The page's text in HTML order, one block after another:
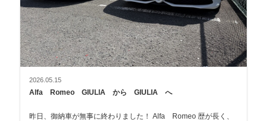
2026.05.15
Alfa Romeo GIULIA から GIULIA へ
昨日、御納車が無事に終わりました！ Alfa Romeo 歴が長く、